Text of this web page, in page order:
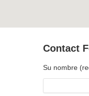
Contact
Su nombre